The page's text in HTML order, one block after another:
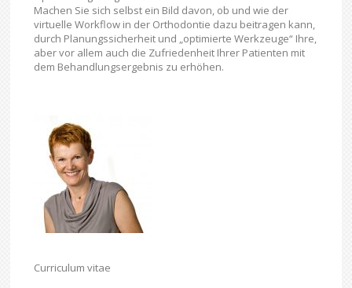
Machen Sie sich selbst ein Bild davon, ob und wie der
virtuelle Workflow in der Orthodontie dazu beitragen kann,
durch Planungssicherheit und „optimierte Werkzeuge“ Ihre,
aber vor allem auch die Zufriedenheit Ihrer Patienten mit
dem Behandlungsergebnis zu erhöhen.
Curriculum vitae